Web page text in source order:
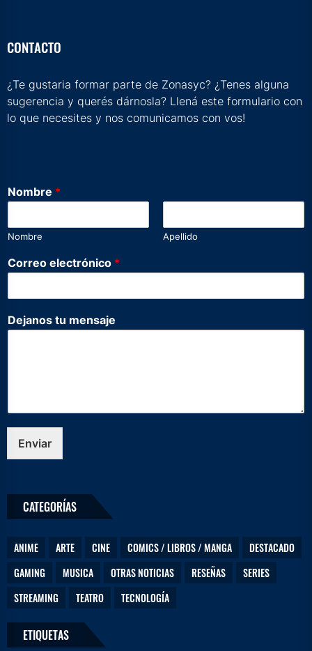
CONTACTO
¿Te gustaria formar parte de Zonasyc? ¿Tenes alguna
sugerencia y querés dárnosla? Llená este formulario con
lo que necesites y nos comunicamos con vos!
N
o
b
r
t
m
n
Nombre *
Nombre Apellido
Correo electrónico *
Dejanos tu mensaje
Enviar
CATEGORÍAS
ANIME ARTE CINE COMICS / LIBROS / MANGA
DESTACADO
GAMING
MUSICA OTRAS NOTICIAS RESEÑAS
SERIES
STREAMING
TEATRO TECNOLOGÍA
ETIQUETAS